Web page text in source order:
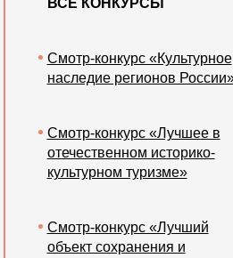
ВСЕ КОНКУРСЫ
Смотр-конкурс «Культурное
наследие регионов
Смотр-конкурс «Лучшее в
отечественном историко-
культурном туризме»
Смотр-конкурс «Лучший
объект сохранения и